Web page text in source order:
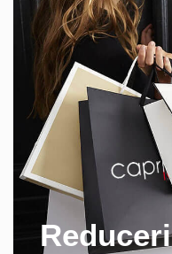
Reduceri